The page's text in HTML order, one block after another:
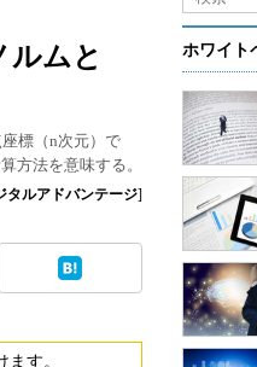
Database Expert
Linux ＆ OSS
Master of IP Network
Security & Trust
ブログ
ルムと
標（n次元）で
方法を意味する。
タルアドバンテージ]
す。
ホワイト